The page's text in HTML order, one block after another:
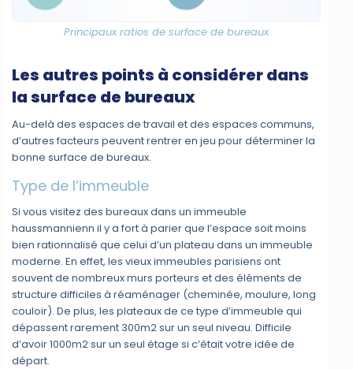
Principaux ratios de surface de bureaux
Les autres points à considérer dans
la surface de bureaux
Au-delà des espaces de travail et des espaces communs,
d’autres facteurs peuvent rentrer en jeu pour déterminer la
bonne surface de bureaux.
Type de l’immeuble
Si vous visitez des bureaux dans un immeuble
haussmannienn il y a fort à parier que l’espace soit moins
bien rationnalisé que celui d’un plateau dans un immeuble
moderne. En effet, les vieux immeubles parisiens ont
souvent de nombreux murs porteurs et des éléments de
structure difficiles à réaménager (cheminée, moulure, long
couloir). De plus, les plateaux de ce type d’immeuble qui
dépassent rarement 300m2 sur un seul niveau. Difficile
d’avoir 1000m2 sur un seul étage si c’était votre idée de
départ.